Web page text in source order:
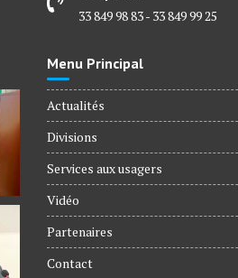
33 849 98 83 - 33 849 99 25
Menu Principal
Actualités
Divisions
Services aux usagers
Vidéo
Partenaires
Contact